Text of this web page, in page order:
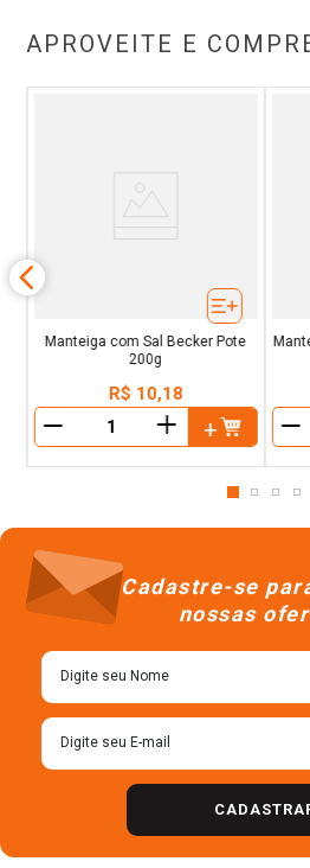
APROVEITE E
Manteiga com Sal Becker Pote
200g
R$ 10,18
＋
Cadastre-se
nossas